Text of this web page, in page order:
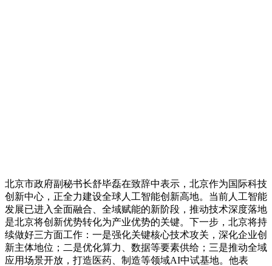
北京市政府副秘书长舒毕磊在致辞中表示，北京作为国际科技
创新中心，正全力建设全球人工智能创新高地。当前人工智能
发展已进入全面融合、全域赋能的新阶段，推动技术深度落地
是北京将创新优势转化为产业优势的关键。下一步，北京将持
续做好三方面工作：一是强化关键核心技术攻关，深化企业创
新主体地位；二是优化算力、数据等要素供给；三是推动全域
应用场景开放，打造医药、制造等领域AI中试基地。他表